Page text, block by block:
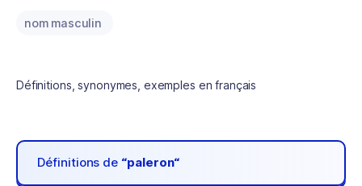
nom masculin
Définitions, synonymes, exemples en français
Définitions de “paleron“